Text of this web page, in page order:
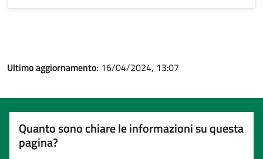
Ultimo aggiornamento: 16/04/2024, 13:07
Quanto sono chiare le informazioni su questa
pagina?